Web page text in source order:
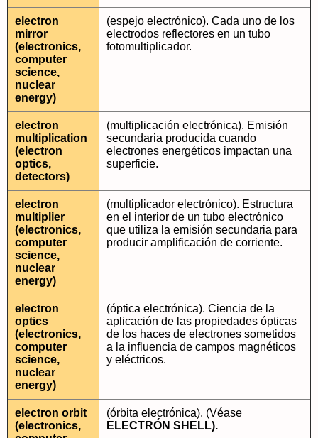
electron
mirror
(electronics,
computer
science,
nuclear
energy)
(espejo electrónico). Cada uno de los
electrodos reflectores en un tubo
fotomultiplicador.
electron
multiplication
(electron
optics,
detectors)
(multiplicación electrónica). Emisión
secundaria producida cuando
electrones energéticos impactan una
superficie.
electron
multiplier
(electronics,
computer
science,
nuclear
energy)
(multiplicador electrónico). Estructura
en el interior de un tubo electrónico
que utiliza la emisión secundaria para
producir amplificación de corriente.
electron
optics
(electronics,
computer
science,
nuclear
energy)
(óptica electrónica). Ciencia de la
aplicación de las propiedades ópticas
de los haces de electrones sometidos
a la influencia de campos magnéticos
y eléctricos.
electron orbit
(electronics,
(órbita electrónica). (Véase
ELECTRÓN SHELL).